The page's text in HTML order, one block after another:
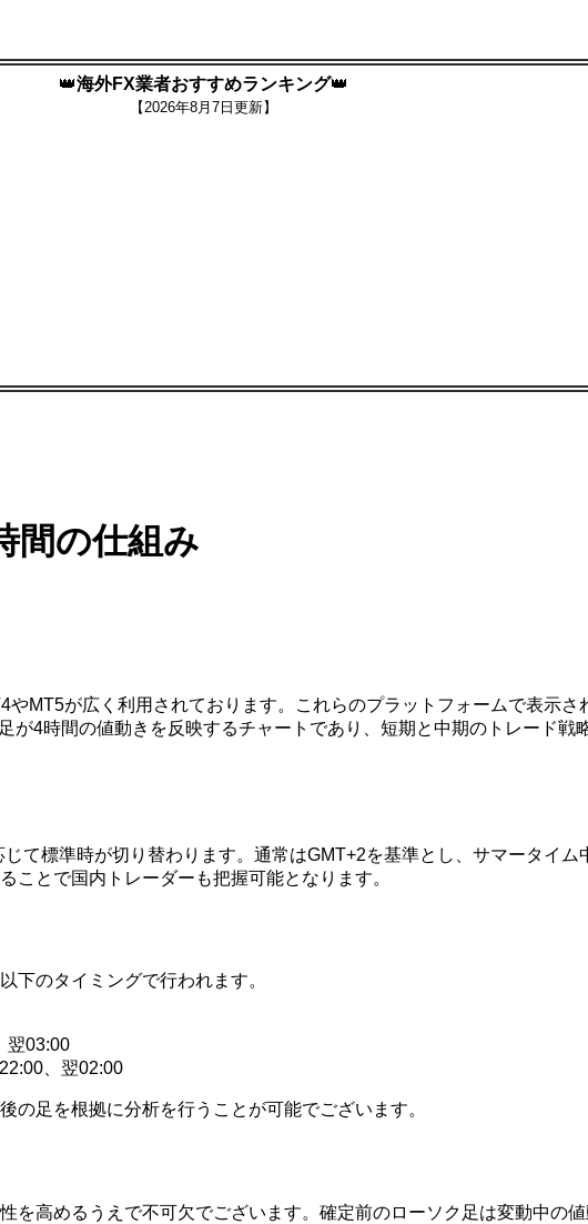
👑海外FX業者おすすめランキング👑
【2026年8月7日更新】
間の仕組み
MT5が広く利用されております。これらのプラットフォームで表示
4時間の値動きを反映するチャートであり、短期と中期のトレード戦
て標準時が切り替わります。通常はGMT+2を基準とし、サマータイ
ことで国内トレーダーも把握可能となります。
下のタイミングで行われます。
翌03:00
、翌02:00
の足を根拠に分析を行うことが可能でございます。
を高めるうえで不可欠でございます。確定前のローソク足は変動中の